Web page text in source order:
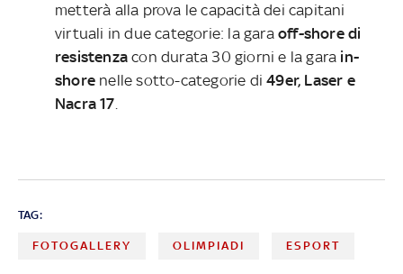
metterà alla prova le capacità dei capitani
virtuali in due categorie: la garaoff-shore di
resistenza con durata 30 giorni e la gara in-
shore nelle sotto-categorie di 49er, Laser e
Nacra 17.
TAG:
FOTOGALLERY OLIMPIADI ESPORT